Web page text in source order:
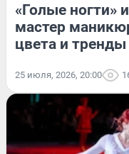
«Голые ногти»
мастер
цвета и тренды
25 июля, 2026, 20:00